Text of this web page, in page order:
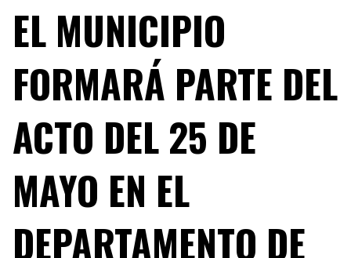
EL MUNICIPIO
FORMARÁ PARTE DEL
ACTO DEL 25 DE
MAYO EN EL
DEPARTAMENTO DE